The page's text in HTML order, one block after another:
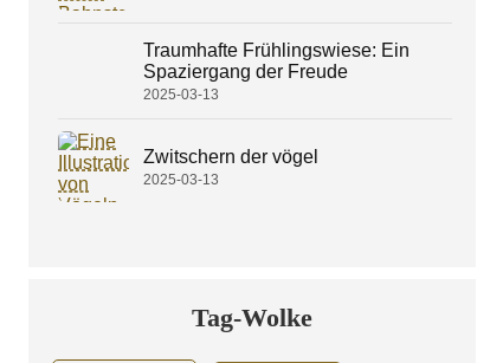
Traumhafte Frühlingswiese: Ein
Spaziergang der Freude
2025-03-13
Zwitschern der vögel
2025-03-13
Tag-Wolke